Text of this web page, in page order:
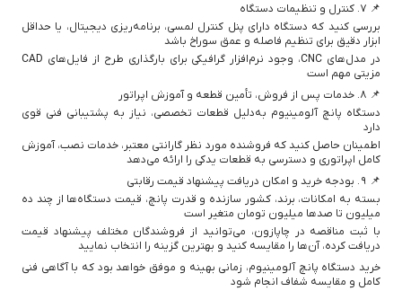
📌 ۷. کنترل و تنظیمات دستگاه
بررسی کنید که دستگاه دارای پنل کنترل لمسی، برنامه‌ریزی دیجیتال، یا حداقل
ابزار دقیق برای تنظیم فاصله و عمق سوراخ باشد
در مدل‌های CNC، وجود نرم‌افزار گرافیکی برای بارگذاری طرح از فایل‌های CAD
مزیتی مهم است
📌 ۸. خدمات پس از فروش، تأمین قطعه و آموزش اپراتور
دستگاه پانچ آلومینیوم به‌دلیل قطعات تخصصی، نیاز به پشتیبانی فنی قوی
دارد
اطمینان حاصل کنید که فروشنده مورد نظر گارانتی معتبر، خدمات نصب، آموزش
کامل اپراتوری و دسترسی به قطعات یدکی را ارائه می‌دهد
📌 ۹. بودجه خرید و امکان دریافت پیشنهاد قیمت رقابتی
بسته به امکانات، برند، کشور سازنده و قدرت پانچ، قیمت دستگاه‌ها از چند ده
میلیون تا صدها میلیون تومان متغیر است
با ثبت مناقصه در چاپازون، می‌توانید از فروشندگان مختلف پیشنهاد قیمت
دریافت کرده، آن‌ها را مقایسه کنید و بهترین گزینه را انتخاب نمایید
خرید دستگاه پانچ آلومینیوم، زمانی بهینه و موفق خواهد بود که با آگاهی فنی
کامل و مقایسه شفاف انجام شود